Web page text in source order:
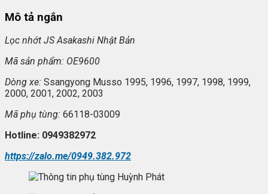
Mô tả ngắn
Lọc nhớt JS Asakashi Nhật Bản
Mã sản phẩm: OE9600
Dòng xe: Ssangyong Musso 1995, 1996, 1997, 1998, 1999,
2000, 2001, 2002, 2003
Mã phụ tùng: 66118-03009
Hotline: 0949382972
https://zalo.me/0949.382.972